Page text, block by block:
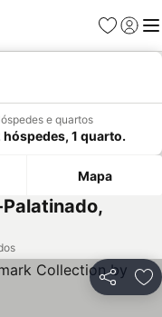
Favoritos
Iniciar
e quartos
hóspedes, 1 quarto.
Mapa
Partilhar